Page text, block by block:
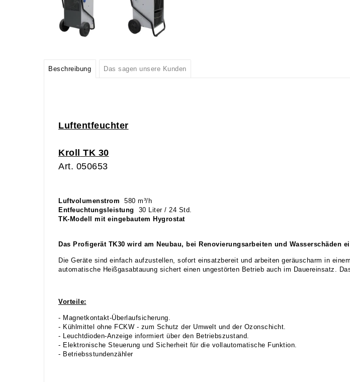
Beschreibung Das sagen unsere Kunden
Luftentfeuchter
Kroll TK 30
Art. 050653
Luftvolumenstrom 580 m³/h
Entfeuchtungsleistung 30 Liter / 24 Std.
TK-Modell mit eingebautem Hygrostat
Das Profigerät TK30 wird am Neubau, bei Renovierungsarbeiten und Wasserschäden
Die Geräte sind einfach aufzustellen, sofort einsatzbereit und arbeiten geräuscharm in
automatische Heißgasabtauung sichert einen ungestörten Betrieb auch im Dauereinsatz.
Vorteile:
- Magnetkontakt-Überlaufsicherung.
- Kühlmittel ohne FCKW - zum Schutz der Umwelt und der Ozonschicht.
- Leuchtdioden-Anzeige informiert über den Betriebszustand.
- Elektronische Steuerung und Sicherheit für die vollautomatische Funktion.
- Betriebsstundenzähler